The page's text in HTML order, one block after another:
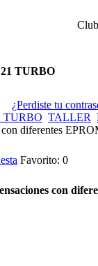
TURBO
¿Perdiste tu
TURBO TALLER
con diferentes
Favorito: 0
con